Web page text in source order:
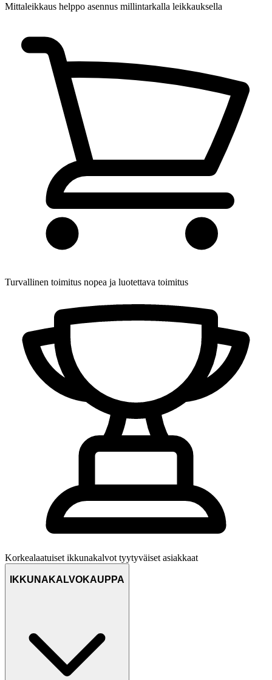
Mittaleikkaus helppo asennus millintarkalla leikkauksella
Turvallinen toimitus nopea ja luotettava toimitus
Korkealaatuiset ikkunakalvot tyytyväiset asiakkaat
IKKUNAKALVOKAUPPA